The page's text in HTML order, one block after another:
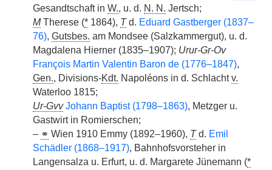
Gesandtschaft in W., u. d. N. N. Jertsch;
MTherese (* 1864), Td. Eduard Gastberger (1837–
76), Gutsbes. am Mondsee (Salzkammergut), u. d.
Magdalena Hierner (1835–1907); Urur-Gr-Ov
François Martin Valentin Baron de (1776–1847),
Gen., Divisions-Kdt. Napoléons in d. Schlachtv.
Waterloo 1815;
Ur-Gvv Johann Baptist (1798–1863), Metzger u.
Gastwirt in Romierschen;
– ⚭ Wien 1910 Emmy (1892–1960), Td. Emil
Schädler (1868–1917), Bahnhofsvorsteher in
Langensalza u. Erfurt, u. d. Margarete Jünemann (*